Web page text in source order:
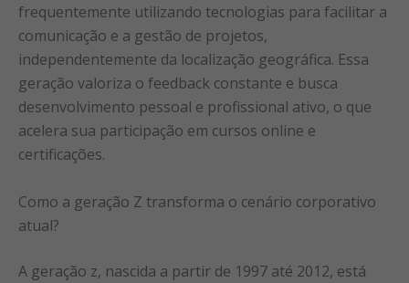
frequentemente utilizando tecnologias para facilitar a
comunicação e a gestão de projetos,
independentemente da localização geográfica. Essa
geração valoriza o feedback constante e busca
desenvolvimento pessoal e profissional ativo, o que
acelera sua participação em cursos online e
certificações.
Como a geração Z transforma o cenário corporativo
atual?
A geração z, nascida a partir de 1997 até 2012, está